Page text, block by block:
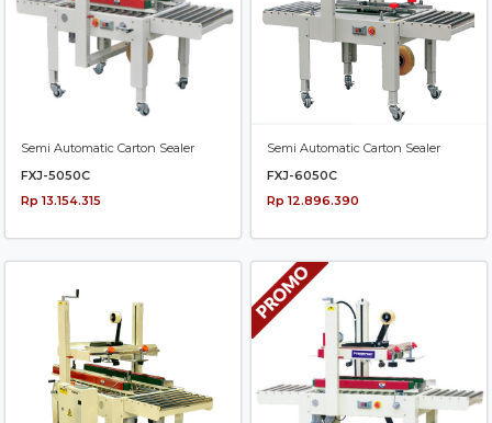
Semi Automatic Carton Sealer
FXJ-5050C
Rp 13.154.315
Semi Automatic Carton Sealer
FXJ-6050C
Rp 12.896.390